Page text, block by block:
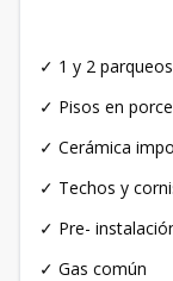
✓ 1 y 2
✓ Pisos en
✓ Cerámica
✓ Techos y
✓ Pre-
✓ Gas común